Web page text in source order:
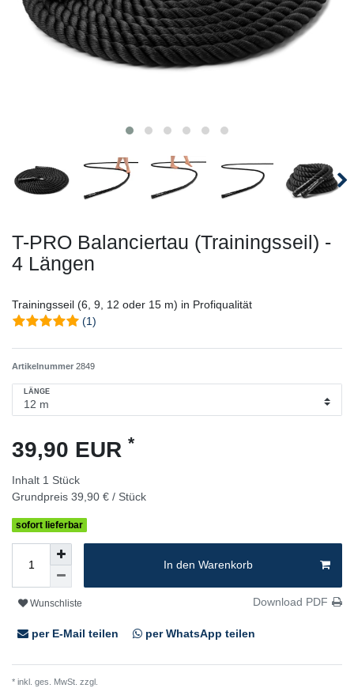
T-PRO Balanciertau (Trainingsseil) -
4 Längen
Trainingsseil (6, 9, 12 oder 15 m) in Profiqualität
(1)
Artikelnummer 2849
LÄNGE
39,90 EUR *
Inhalt 1 Stück
Grundpreis 39,90 € / Stück
sofort lieferbar
In den Warenkorb
Wunschliste Download PDF
per E-Mail teilen per WhatsApp teilen
* inkl. ges. MwSt. zzgl.